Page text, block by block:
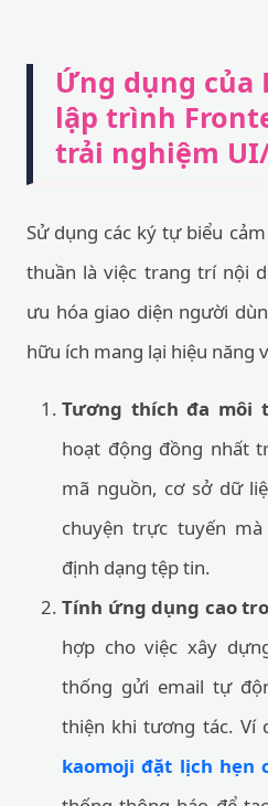
Ứng dụng của
lập trình
trải nghiệm
Sử dụng các ký tự biểu
thuần là việc trang trí nội
ưu hóa giao diện người
hữu ích mang lại hiệu năng
Tương thích đa môi
hoạt động đồng nhất
mã nguồn, cơ sở dữ
chuyện trực tuyến
định dạng tệp tin.
Tính ứng dụng cao
hợp cho việc xây
thống gửi email tự
thiện khi tương tác. Ví
kaomoji đặt lịch hẹn